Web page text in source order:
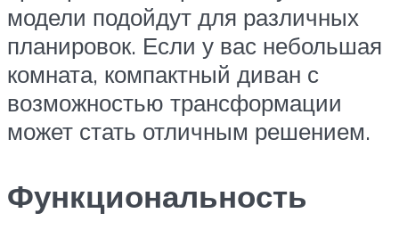
модели подойдут для различных
планировок. Если у вас небольшая
комната, компактный диван с
возможностью трансформации
может стать отличным решением.
Функциональность